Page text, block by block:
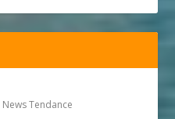
News Tendance